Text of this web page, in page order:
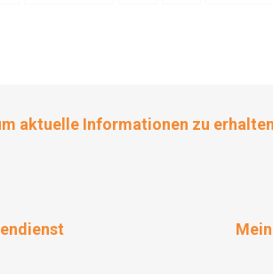
aktuelle Informationen zu